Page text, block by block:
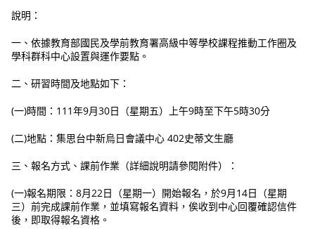
說明：
一、依據教育部國民及學前教育署高級中等學校課程推動工作圈及
學科群科中心設置與運作要點。
二、研習時間及地點如下：
(一)時間：111年9月30日（星期五）上午9時至下午5時30分
(二)地點：集思台中新烏日會議中心 402史蒂文生廳
三、報名方式、課前作業（詳細說明請參閱附件）：
(一)報名期限：8月22日（星期一）開始報名，於9月14日（星期
三）前完成課前作業，並填寫報名資料，俟收到中心回覆確認信件
後，即取得報名資格。